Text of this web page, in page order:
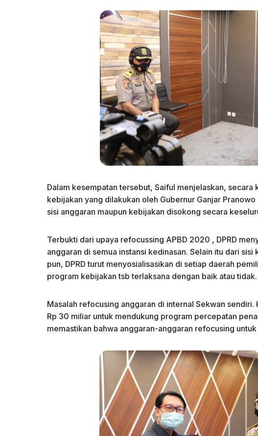
Dalam kesempatan tersebut, Saiful menjelaskan, secara
kebijakan yang dilakukan oleh Gubernur Ganjar
sisi anggaran maupun kebijakan disokong secara
Terbukti dari upaya refocussing APBD 2020 , DPRD
anggaran di semua instansi kedinasan. Selain itu dari
pun, DPRD turut menyosialisasikan di setiap daerah
program kebijakan tsb terlaksana dengan baik atau tidak.
Masalah refocusing anggaran di internal Sekwan
Rp 30 miliar untuk mendukung program percepatan
memastikan bahwa anggaran-anggaran refocusing